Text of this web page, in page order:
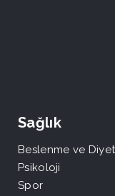
Sağlık
Beslenme ve Diyet
Psikoloji
Spor